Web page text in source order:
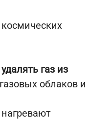
удалять газ из
облаков и